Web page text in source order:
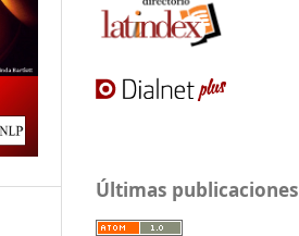
Últimas publicaciones